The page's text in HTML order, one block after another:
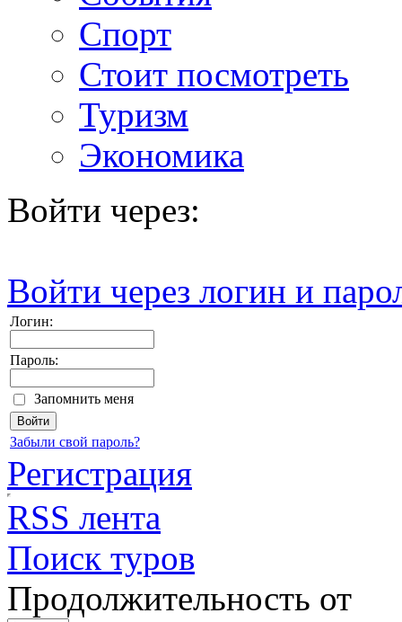
Спорт
Стоит посмотреть
Туризм
Экономика
Войти через:
Войти через логин и
Логин:
Пароль:
Запомнить меня
Забыли свой пароль?
Регистрация
RSS лента
Поиск туров
Продолжительность от